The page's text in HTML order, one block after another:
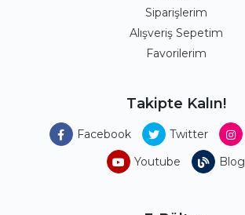
Siparişlerim
Alışveriş Sepetim
Favorilerim
Takipte Kalın!
Facebook Twitter
Youtube
Blog